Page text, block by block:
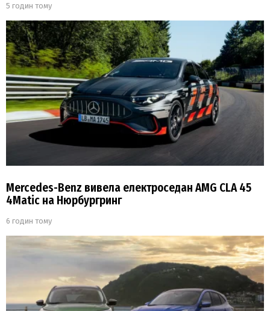
5 годин тому
Mercedes-Benz вивела електроседан AMG CLA 45
4Matic на Нюрбургринг
6 годин тому